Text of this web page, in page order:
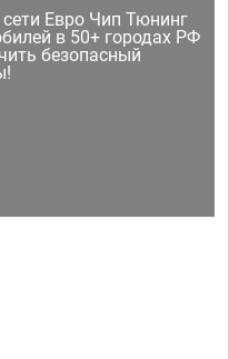
Евро Чип Тюнинг
в 50+ городах РФ
безопасный